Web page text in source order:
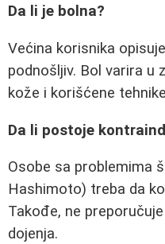
Da li je bolna?
Većina korisnika
podnošljiv. Bol varira
kože i korišćene
Da li postoje
Osobe sa problemima
Hashimoto) treba da
Takođe, ne
dojenja.